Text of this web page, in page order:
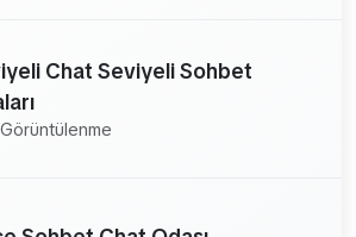
Chat Seviyeli Sohbet